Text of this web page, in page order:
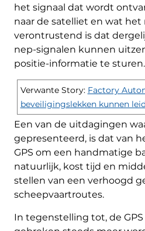
het signaal dat wordt
naar de satelliet en wat het
verontrustend is dat
nep-signalen kunnen
positie-informatie te sturen.
Verwante Story: Factory
beveiligingslekken kunnen
Een van de uitdagingen
gepresenteerd, is dat van
GPS om een ​​handmatige
natuurlijk, kost tijd en
stellen van een verhoogd
scheepvaartroutes.
In tegenstelling tot, de